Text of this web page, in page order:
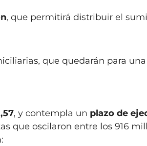
, que permitirá distribuir el
que quedarán para una
, y contempla un plazo de
que oscilaron entre los 916